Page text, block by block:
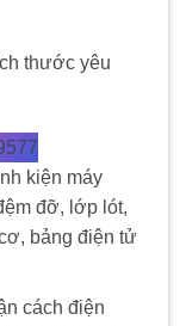
thước yêu
kiện máy
đỡ, lớp lót,
bảng điện tử
cách điện